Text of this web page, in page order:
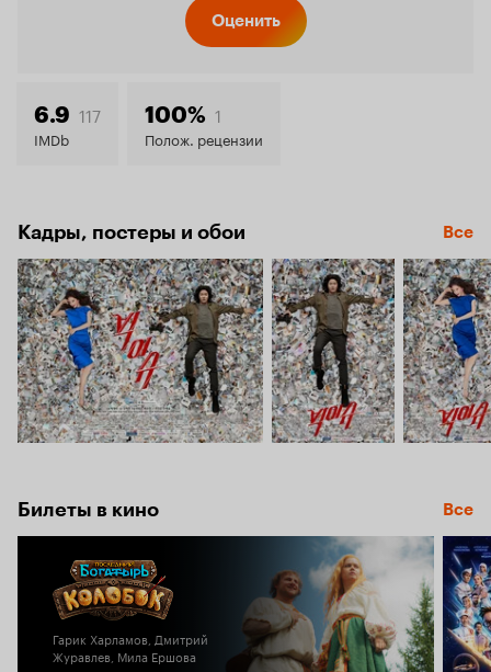
7.9
Оценить
6.9 117
IMDb
100% 1
Полож. рецензии
Кадры, постеры и обои Все
Билеты в кино Все
Гарик Харламов, Дмитрий
Журавлев, Мила Ершова